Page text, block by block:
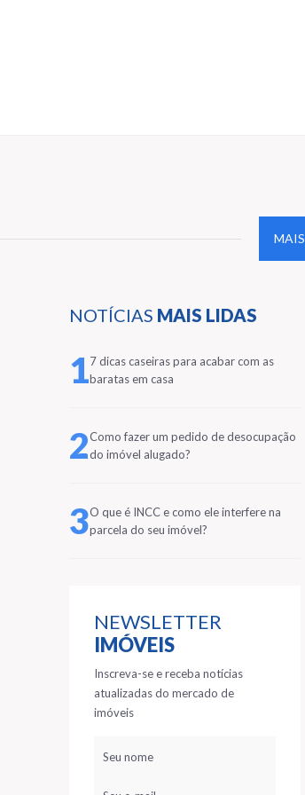
MAIS
NOTÍCIAS MAIS LIDAS
17 dicas caseiras para acabar com as
baratas em casa
2Como fazer um pedido de desocupação
do imóvel alugado?
3O que é INCC e como ele interfere na
parcela do seu imóvel?
NEWSLETTER
IMÓVEIS
Inscreva-se e receba notícias
atualizadas do mercado de
imóveis